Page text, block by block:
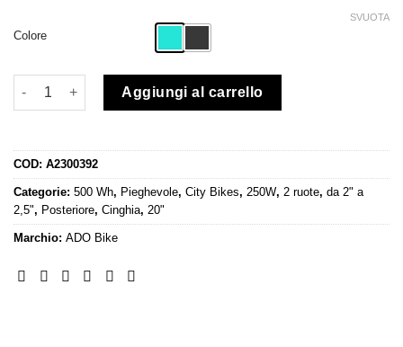
Colore
SVUOTA
Aggiungi al carrello
COD: A2300392
Categorie: 500 Wh, Pieghevole, City Bikes, 250W, 2 ruote, da 2" a
2,5", Posteriore, Cinghia, 20"
Marchio: ADO Bike